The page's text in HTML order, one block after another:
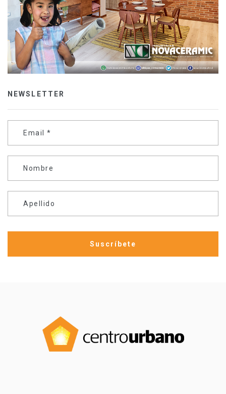
NEWSLETTER
Email *
Nombre
Apellido